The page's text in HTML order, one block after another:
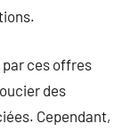
ces offres
des
Cependant,